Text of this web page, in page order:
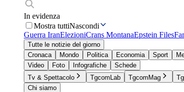
In evidenza
Mostra tuttiNascondi
Guerra IranElezioniCrans MontanaEpstein Files
Tutte le notizie del giorno
Cronaca
Mondo Politica Economia Sport
Video
Foto Infografiche
Schede
Tv & Spettacolo
TgcomLab TgcomMag
Chi siamo